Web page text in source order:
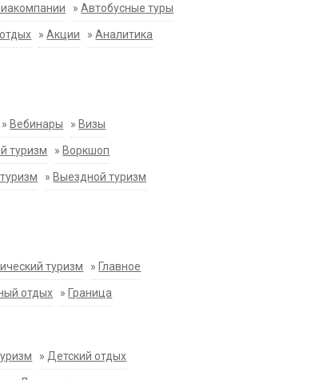
»Автобусные туры
»Акции »Аналитика
» Вебинары » Визы
туризм » Воркшоп
» Выездной туризм
туризм » Главное
отдых » Граница
» Детский отдых